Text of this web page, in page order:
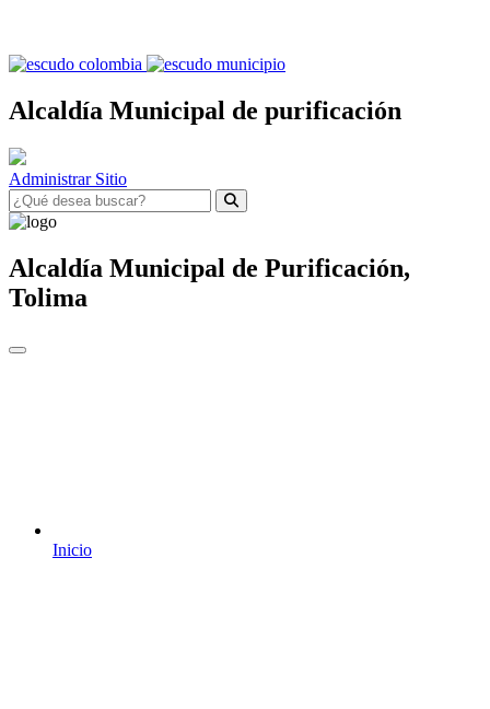
Alcaldía Municipal de purificación
Administrar Sitio
Alcaldía Municipal de Purificación,
Tolima
Inicio